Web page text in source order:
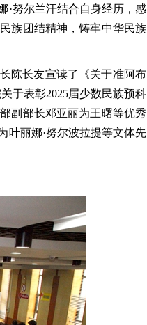
·努尔兰汗结合自身经历，感
族团结精神，铸牢中华民族
陈长友宣读了《关于准阿布
于表彰2025届少数民族预科
副部长邓亚丽为王曙等优秀
叶丽娜·努尔波拉提等文体先